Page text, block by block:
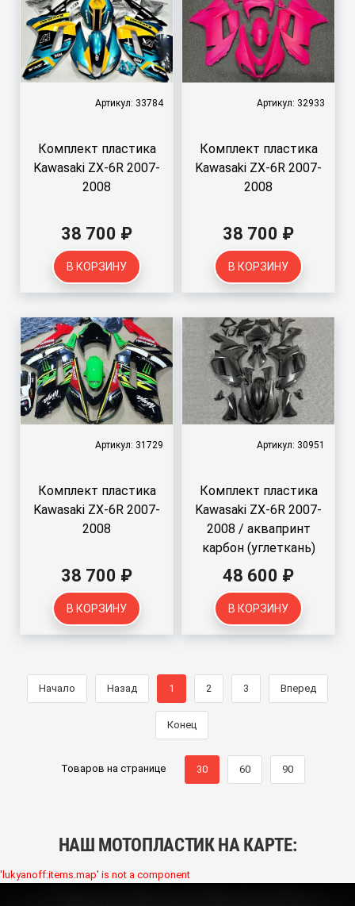
Артикул: 33784
Комплект пластика
Kawasaki ZX-6R 2007-
2008
38 700 ₽
В КОРЗИНУ
Артикул: 32933
Комплект пластика
Kawasaki ZX-6R 2007-
2008
38 700 ₽
В КОРЗИНУ
Артикул: 31729
Комплект пластика
Kawasaki ZX-6R 2007-
2008
38 700 ₽
В КОРЗИНУ
Артикул: 30951
Комплект пластика
Kawasaki ZX-6R 2007-
2008 / аквапринт
карбон (углеткань)
48 600 ₽
В КОРЗИНУ
Начало Назад 1 2 3 Вперед
Конец
Товаров на странице 30 60 90
НАШ МОТОПЛАСТИК НА КАРТЕ:
'lukyanoff:items.map' is not a component